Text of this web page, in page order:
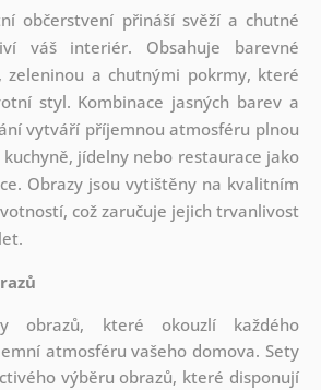
občerstvení přináší svěží a chutné
váš interiér. Obsahuje barevné
zeleninou a chutnými pokrmy, které
styl. Kombinace jasných barev a
vytváří příjemnou atmosféru plnou
jídelny nebo restaurace jako
Obrazy jsou vytištěny na kvalitním
což zaručuje jejich trvanlivost
obrazů, které okouzlí každého
atmosféru vašeho domova. Sety
výběru obrazů, které disponují